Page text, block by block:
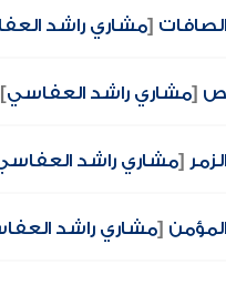
[مشاري راشد
ص [مشاري راشد العفاسي]
[مشاري راشد
[مشاري راشد